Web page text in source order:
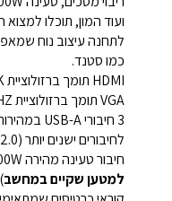
ועוד המון, תוכלו
לתחנה עיצוב נוח
כמו סטנד.
HDMI תומך ברזולוציית 4K.
VGA תומך ברזולוציית 1080P@6OHZ.
לחיבורים ישנים יותר (USB 2.0 וכן הלאה)
חיבור טעינה מהירה 100W (
למטען שקיים במחשב)